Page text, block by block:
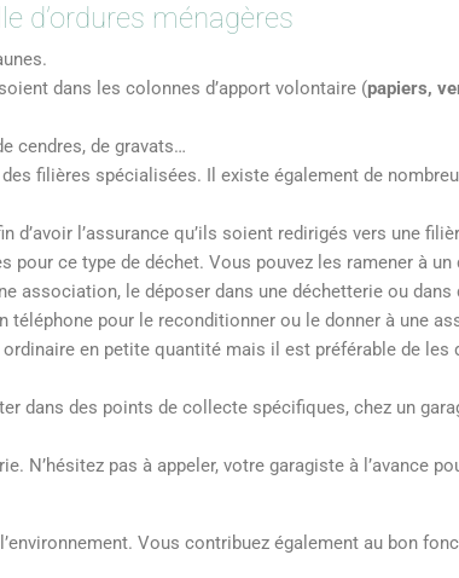
d’ordures ménagères
dans les colonnes d’apport volontaire (papiers,
cendres, de gravats…
filières spécialisées. Il existe également de
l’assurance qu’ils soient redirigés vers une
ce type de déchet. Vous pouvez les ramener à
association, le déposer dans une déchetterie ou
pour le reconditionner ou le donner à une
en petite quantité mais il est préférable de les
dans des points de collecte spécifiques, chez un
N’hésitez pas à appeler, votre garagiste à l’avance
Vous contribuez également au bon